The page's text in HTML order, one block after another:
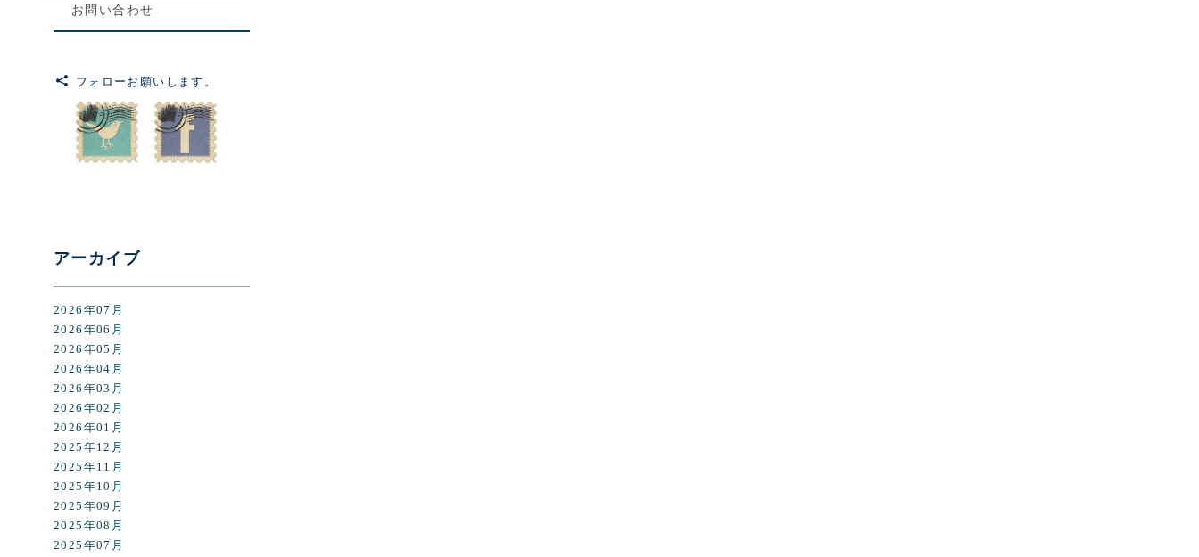
お問い合わせ
フォローお願いします。
アーカイブ
2026年07月
2026年06月
2026年05月
2026年04月
2026年03月
2026年02月
2026年01月
2025年12月
2025年11月
2025年10月
2025年09月
2025年08月
2025年07月